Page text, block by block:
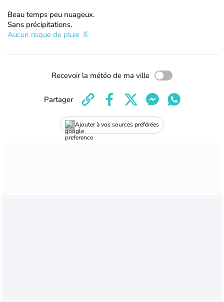
Beau temps peu nuageux.
Sans précipitations.
Aucun risque de pluie
Recevoir la météo de ma ville
Ajouter à vos sources préférées
Partager